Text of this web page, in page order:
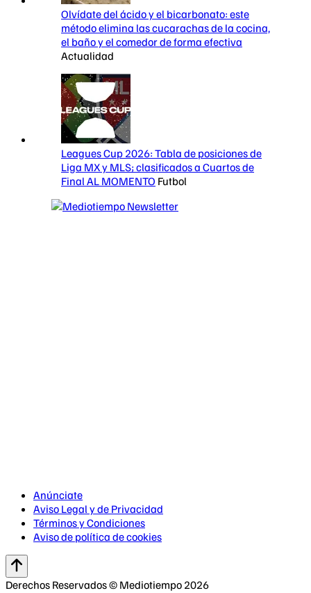
Olvídate del ácido y el bicarbonato: este
método elimina las cucarachas de la cocina,
el baño y el comedor de forma efectiva
Actualidad
Leagues Cup 2026: Tabla de posiciones de
Liga MX y MLS; clasificados a Cuartos de
Final AL MOMENTO Futbol
Anúnciate
Aviso Legal y de Privacidad
Términos y Condiciones
Aviso de política de cookies
Derechos Reservados © Mediotiempo 2026